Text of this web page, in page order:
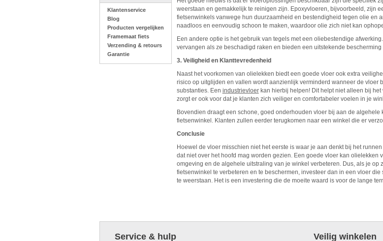
Klantenservice
Blog
Producten vergelijken
Framemaat fiets
Verzending & retours
Garantie
weerstaan en gemakkelijk te reinigen zijn. Epoxyvloeren, bijvoorbeeld, zijn
fietsenwinkels vanwege hun duurzaamheid en bestendigheid tegen olie en
naadloos en eenvoudig schoon te maken, waardoor olie zich niet kan
Een andere optie is het gebruik van tegels met een oliebestendige
vervangen als ze beschadigd raken en bieden een uitstekende
3. Veiligheid en Klanttevredenheid
Naast het voorkomen van olielekken biedt een goede vloer ook extra
risico op uitglijden en vallen wordt aanzienlijk verminderd wanneer de vloer
substanties. Een industrievloerkan hierbij helpen! Dit helpt niet alleen bij
zorgt er ook voor dat je klanten zich veiliger en comfortabeler voelen in je
Bovendien draagt een schone, goed onderhouden vloer bij aan de algehele
fietsenwinkel. Klanten zullen eerder terugkomen naar een winkel die er
Conclusie
Hoewel de vloer misschien niet het eerste is waar je aan denkt bij het
dat niet over het hoofd mag worden gezien. Een goede vloer kan olielekken
omgeving en de algehele uitstraling van je winkel verbeteren. Dus, als je op
fietsenwinkel te verbeteren en te beschermen, investeer dan in een vloer
te weerstaan. Het is een investering die de moeite waard is voor de lange
Service & hulp Veilig winkelen